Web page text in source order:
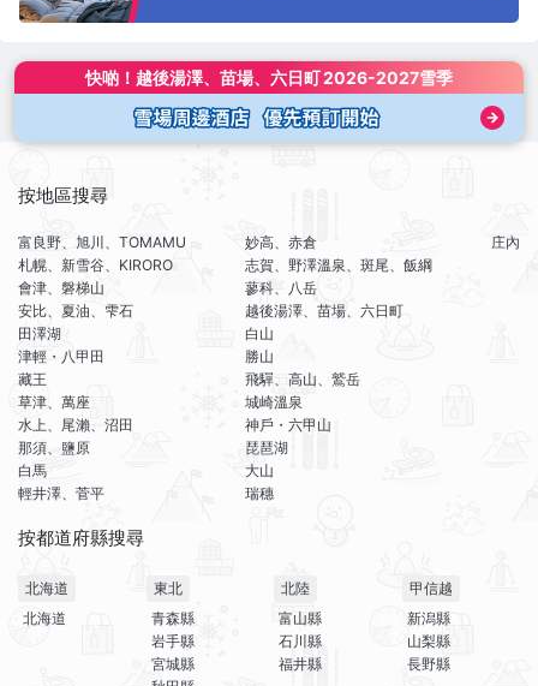
快啲！ 越後湯澤、苗場、六日町2026-2027雪季
按地區搜尋
富良野、旭川、TOMAMU
札幌、新雪谷、KIRORO
會津、磐梯山
安比、夏油、雫石
田澤湖
津輕・八甲田
藏王
草津、萬座
水上、尾瀨、沼田
那須、鹽原
白馬
輕井澤、菅平
妙高、赤倉
志賀、野澤溫泉、斑尾、飯綱
蓼科、八岳
越後湯澤、苗場、六日町
白山
勝山
飛驒、高山、鷲岳
城崎溫泉
神戶・六甲山
琵琶湖
大山
瑞穗
庄內
按都道府縣搜尋
北海道
北海道
東北
青森縣
岩手縣
宮城縣
北陸
富山縣
石川縣
福井縣
甲信越
新潟縣
山梨縣
長野縣